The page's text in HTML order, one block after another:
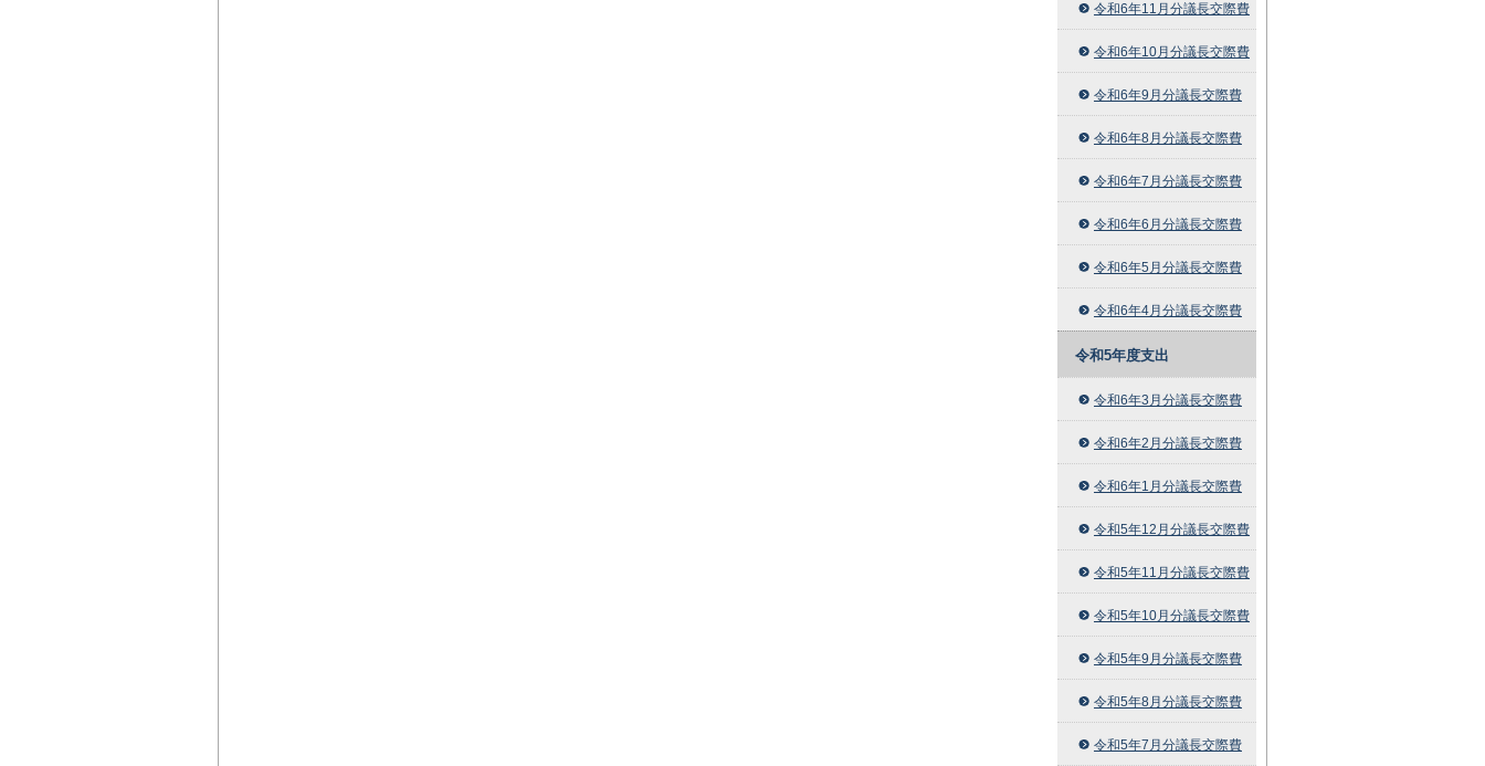
令和6年11月分議長交際費
令和6年10月分議長交際費
令和6年9月分議長交際費
令和6年8月分議長交際費
令和6年7月分議長交際費
令和6年6月分議長交際費
令和6年5月分議長交際費
令和6年4月分議長交際費
令和5年度支出
令和6年3月分議長交際費
令和6年2月分議長交際費
令和6年1月分議長交際費
令和5年12月分議長交際費
令和5年11月分議長交際費
令和5年10月分議長交際費
令和5年9月分議長交際費
令和5年8月分議長交際費
令和5年7月分議長交際費